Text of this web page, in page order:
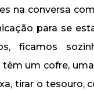
na conversa
para se
ficamos
têm um cofre,
tirar o tesouro,